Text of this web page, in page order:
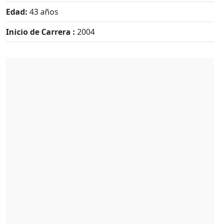
Edad: 43 años
Inicio de Carrera : 2004